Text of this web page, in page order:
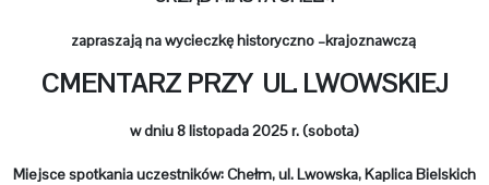
zapraszają na wycieczkę historyczno –krajoznawczą
CMENTARZ PRZY UL. LWOWSKIEJ
w dniu 8 listopada 2025 r. (sobota)
Miejsce spotkania uczestników: Chełm, ul. Lwowska, Kaplica Bielskich